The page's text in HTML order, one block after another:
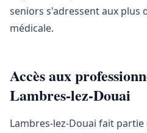
seniors s'adressent aux plus
médicale.
Accès aux
Lambres-lez-Douai
Lambres-lez-Douai fait